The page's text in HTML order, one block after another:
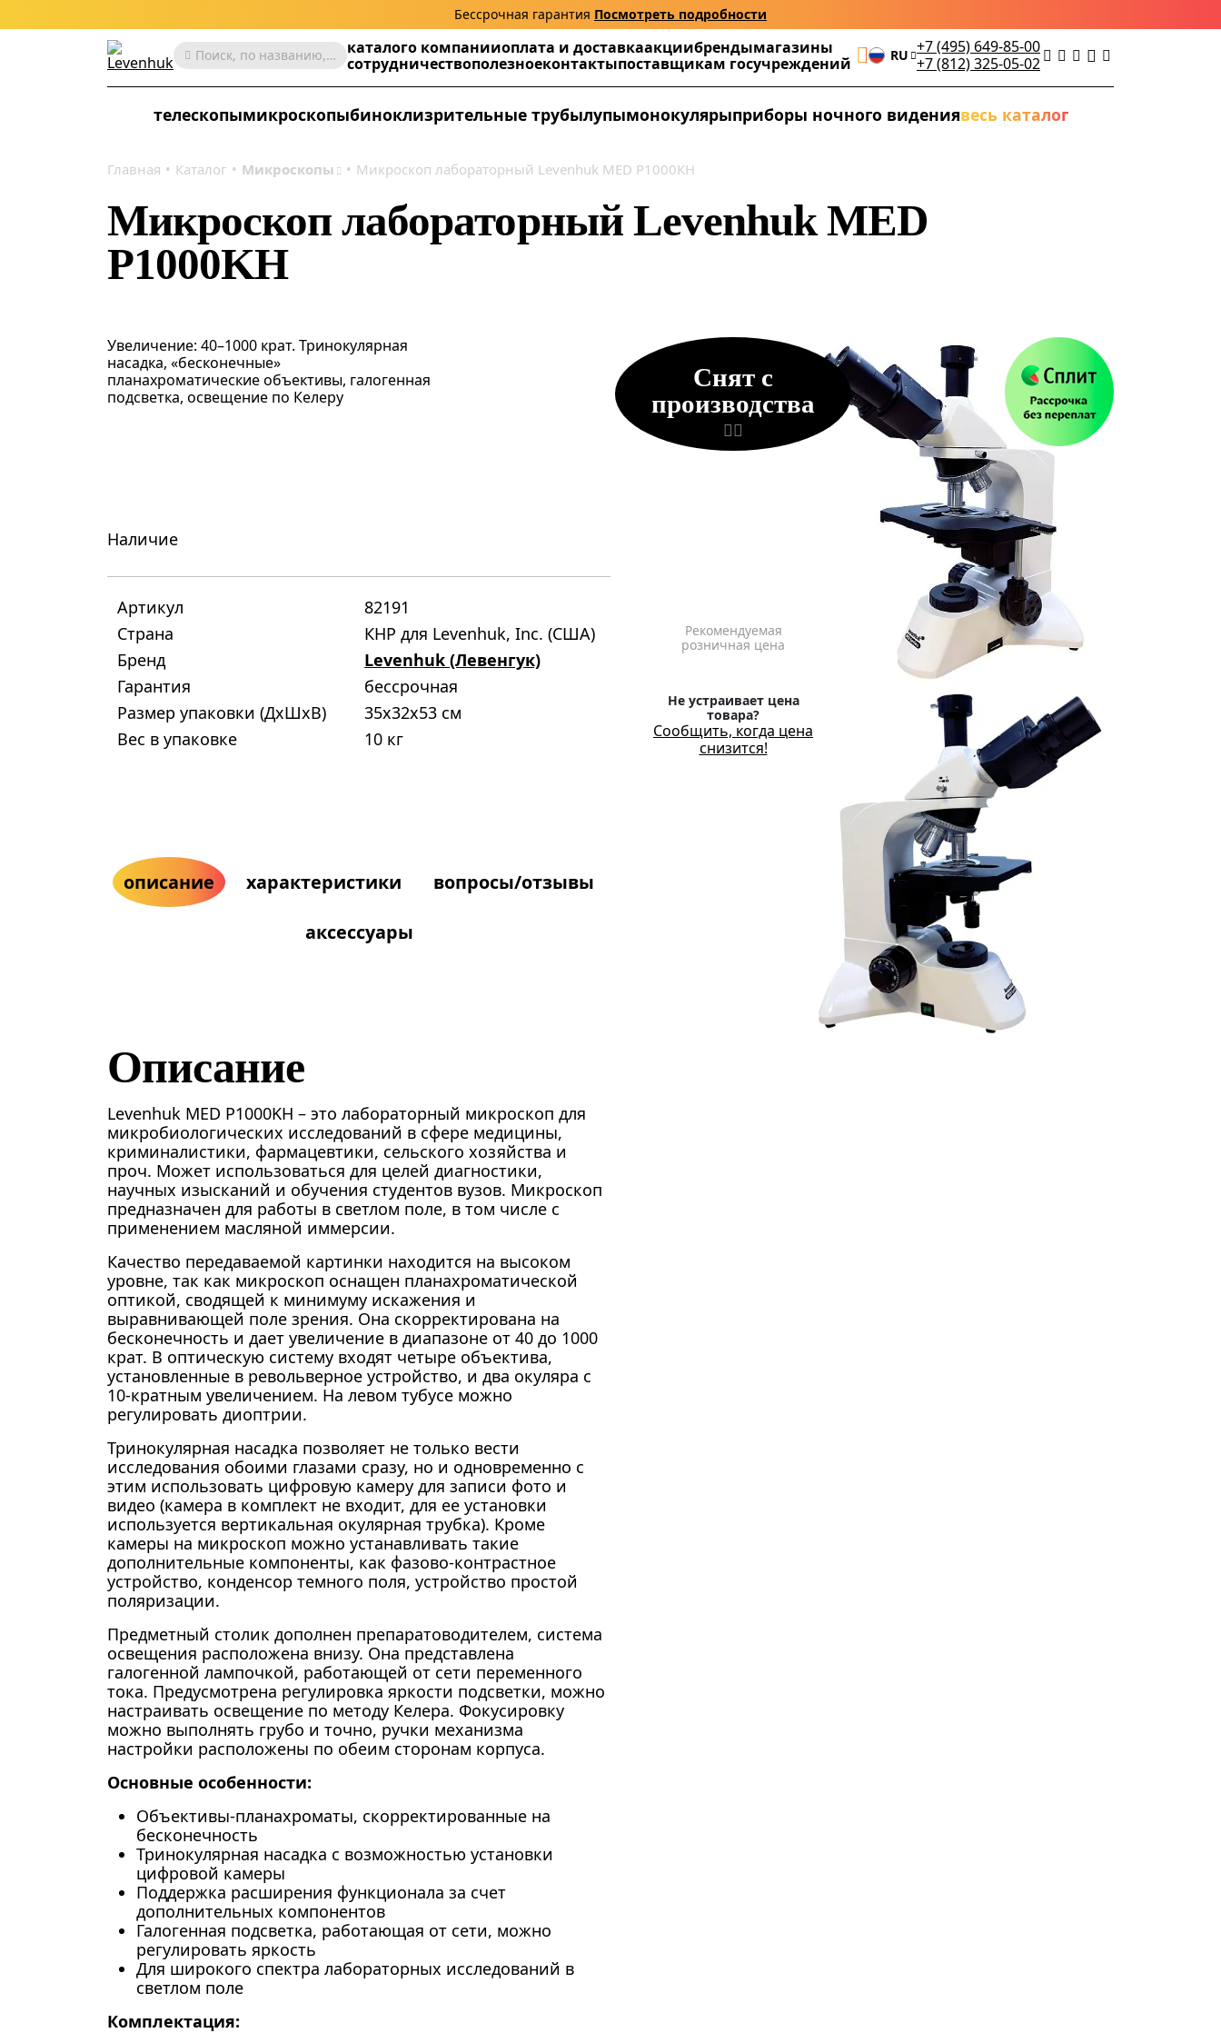
Бессрочная гарантия Посмотреть подробности
Поиск, по названию, артикулу, категории и др. каталого компанииоплата и доставкаакциибрендымагазины
сотрудничествополезноеконтактыпоставщикам госучреждений RU +7 (495) 649-85-00
+7 (812) 325-05-02
телескопымикроскопыбиноклизрительные трубылупымонокулярыприборы ночного видениявесь каталог
Главная Каталог Микроскопы Микроскоп лабораторный Levenhuk MED P1000KH
Микроскоп лабораторный Levenhuk MED
P1000KH
Снят с
производства
Рекомендуемая
розничная цена
Не устраивает цена
товара?
Сообщить, когда цена
снизится!
Увеличение: 40–1000 крат. Тринокулярная
насадка, «бесконечные»
планахроматические объективы, галогенная
подсветка, освещение по Келеру
Наличие
Артикул
82191
Страна
КНР для Levenhuk, Inc. (США)
Бренд
Levenhuk (Левенгук)
Гарантия
бессрочная
Размер упаковки (ДxШxВ)
35x32x53 см
Вес в упаковке
10 кг
описание характеристики вопросы/отзывы
аксессуары
Описание
Levenhuk MED P1000KH – это лабораторный микроскоп для
микробиологических исследований в сфере медицины,
криминалистики, фармацевтики, сельского хозяйства и
проч. Может использоваться для целей диагностики,
научных изысканий и обучения студентов вузов. Микроскоп
предназначен для работы в светлом поле, в том числе с
применением масляной иммерсии.
Качество передаваемой картинки находится на высоком
уровне, так как микроскоп оснащен планахроматической
оптикой, сводящей к минимуму искажения и
выравнивающей поле зрения. Она скорректирована на
бесконечность и дает увеличение в диапазоне от 40 до 1000
крат. В оптическую систему входят четыре объектива,
установленные в револьверное устройство, и два окуляра с
10-кратным увеличением. На левом тубусе можно
регулировать диоптрии.
Тринокулярная насадка позволяет не только вести
исследования обоими глазами сразу, но и одновременно с
этим использовать цифровую камеру для записи фото и
видео (камера в комплект не входит, для ее установки
используется вертикальная окулярная трубка). Кроме
камеры на микроскоп можно устанавливать такие
дополнительные компоненты, как фазово-контрастное
устройство, конденсор темного поля, устройство простой
поляризации.
Предметный столик дополнен препаратоводителем, система
освещения расположена внизу. Она представлена
галогенной лампочкой, работающей от сети переменного
тока. Предусмотрена регулировка яркости подсветки, можно
настраивать освещение по методу Келера. Фокусировку
можно выполнять грубо и точно, ручки механизма
настройки расположены по обеим сторонам корпуса.
Основные особенности:
Объективы-планахроматы, скорректированные на
бесконечность
Тринокулярная насадка с возможностью установки
цифровой камеры
Поддержка расширения функционала за счет
дополнительных компонентов
Галогенная подсветка, работающая от сети, можно
регулировать яркость
Для широкого спектра лабораторных исследований в
светлом поле
Комплектация: